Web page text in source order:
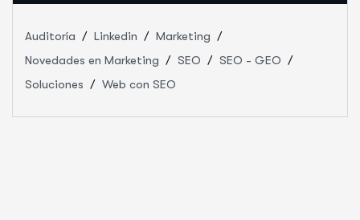
Auditoría Linkedin
Marketing
Novedades en Marketing
SEO
SEO - GEO
Soluciones
Web con SEO